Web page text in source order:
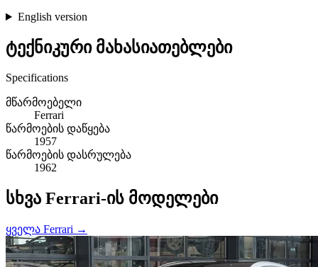
English version
ტექნიკური მახასიათებლები
Specifications
მწარმოებელი
Ferrari
წარმოების დაწყება
1957
წარმოების დასრულება
1962
სხვა Ferrari-ის მოდელები
ყველა Ferrari →